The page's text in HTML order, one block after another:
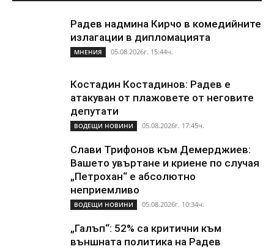
Радев надмина Кирчо в комедийните
излагации в дипломацията
МНЕНИЯ 05.08.2026г. 15:44ч.
Костадин Костадинов: Радев е
атакуван от плажoвете от неговите
депутати
ВОДЕЩИ НОВИНИ 05.08.2026г. 17:45ч.
Слави Трифонов към Демерджиев:
Вашето увъртане и криене по случая
„Петрохан“ е абсолютно
неприемливо
ВОДЕЩИ НОВИНИ 05.08.2026г. 10:34ч.
„Галъп“: 52% са критични към
външната политика на Радев